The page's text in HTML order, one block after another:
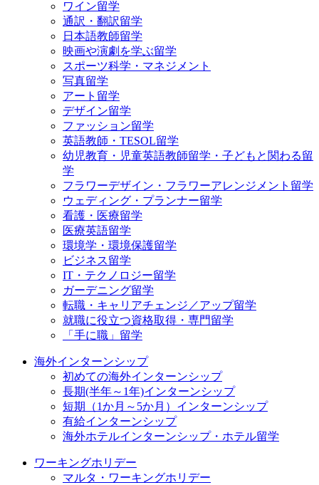
ワイン留学
通訳・翻訳留学
日本語教師留学
映画や演劇を学ぶ留学
スポーツ科学・マネジメント
写真留学
アート留学
デザイン留学
ファッション留学
英語教師・TESOL留学
幼児教育・児童英語教師留学・子どもと関わる留
学
フラワーデザイン・フラワーアレンジメント留学
ウェディング・プランナー留学
看護・医療留学
医療英語留学
環境学・環境保護留学
ビジネス留学
IT・テクノロジー留学
ガーデニング留学
転職・キャリアチェンジ／アップ留学
就職に役立つ資格取得・専門留学
「手に職」留学
海外インターンシップ
初めての海外インターンシップ
長期(半年～1年)インターンシップ
短期（1か月～5か月）インターンシップ
有給インターンシップ
海外ホテルインターンシップ・ホテル留学
ワーキングホリデー
マルタ・ワーキングホリデー